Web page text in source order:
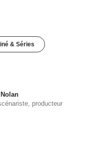
& Séries
producteur